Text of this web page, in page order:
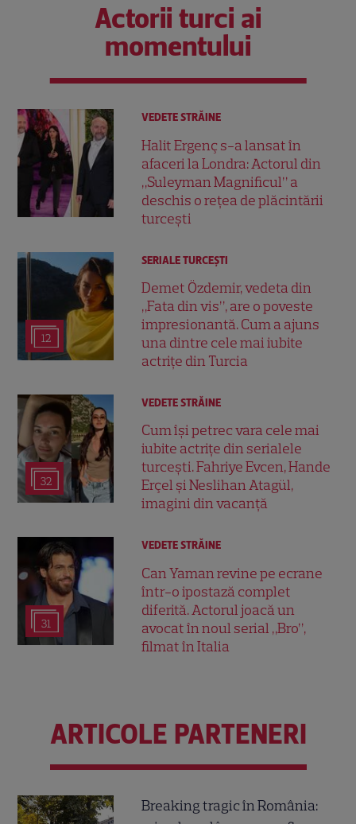
Actorii turci ai
momentului
VEDETE STRĂINE
Halit Ergenç s-a lansat în
afaceri la Londra: Actorul din
„Suleyman Magnificul” a
deschis o rețea de plăcintării
turcești
12
SERIALE TURCEŞTI
Demet Özdemir, vedeta din
„Fata din vis”, are o poveste
impresionantă. Cum a ajuns
una dintre cele mai iubite
actrițe din Turcia
32
VEDETE STRĂINE
Cum își petrec vara cele mai
iubite actrițe din serialele
turcești. Fahriye Evcen, Hande
Erçel și Neslihan Atagül,
imagini din vacanță
31
VEDETE STRĂINE
Can Yaman revine pe ecrane
într-o ipostază complet
diferită. Actorul joacă un
avocat în noul serial „Bro”,
filmat în Italia
ARTICOLE PARTENERI
Breaking tragic în România: